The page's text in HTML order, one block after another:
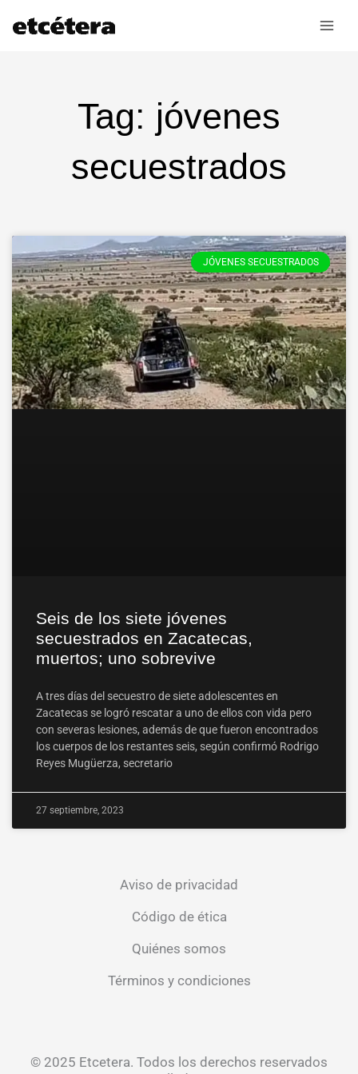
Tag: jóvenes
secuestrados
JÓVENES SECUESTRADOS
Seis de los siete jóvenes
secuestrados en Zacatecas,
muertos; uno sobrevive
A tres días del secuestro de siete adolescentes en
Zacatecas se logró rescatar a uno de ellos con vida pero
con severas lesiones, además de que fueron encontrados
los cuerpos de los restantes seis, según confirmó Rodrigo
Reyes Mugüerza, secretario
27 septiembre, 2023
Aviso de privacidad
Código de ética
Quiénes somos
Términos y condiciones
© 2025 Etcetera. Todos los derechos reservados